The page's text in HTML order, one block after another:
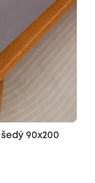
90x200